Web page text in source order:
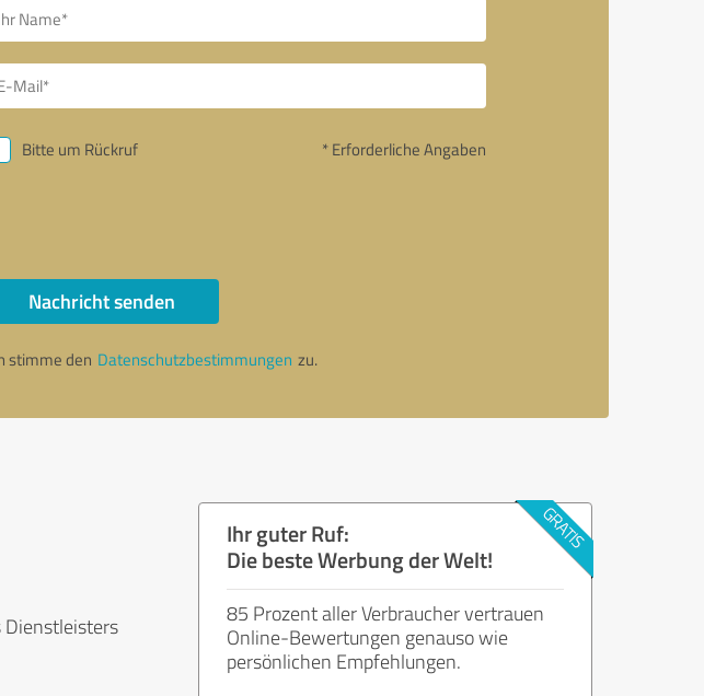
Bitte um Rückruf * Erforderliche Angaben
Nachricht senden
stimme den Datenschutzbestimmungen zu.
Dienstleisters
Ihr guter Ruf:
Die beste Werbung der Welt!
85 Prozent aller Verbraucher vertrauen
Online-Bewertungen genauso wie
persönlichen Empfehlungen.